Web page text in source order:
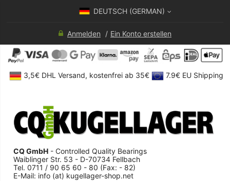
DEUTSCH (GERMAN)
Anmelden Ein Konto erstellen
3,5€ DHL Versand, kostenfrei ab 35€ 7.9€ EU Shipping
CQ GmbH - Controlled Quality Bearings
Waiblinger Str. 53 - D-70734 Fellbach
Tel. 0711 / 90 65 60 - 80 (Fax: - 82)
E-Mail: info (at) kugellager-shop.net